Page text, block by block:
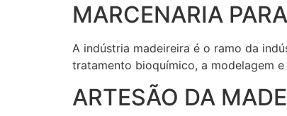
MARCENARIA
A indústria madeireira é o ramo da
tratamento bioquímico, a modelagem
ARTESÃO DA